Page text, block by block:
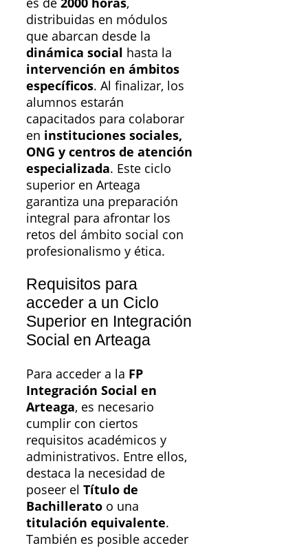
distribuidas en módulos
que abarcan desde la
dinámica social hasta la
intervención en ámbitos
específicos. Al finalizar, los
alumnos estarán
capacitados para colaborar
en instituciones sociales,
ONG y centros de atención
especializada. Este ciclo
superior en Arteaga
garantiza una preparación
integral para afrontar los
retos del ámbito social con
profesionalismo y ética.
Requisitos para
acceder a un Ciclo
Superior en Integración
Social en Arteaga
Para acceder a la FP
Integración Social en
Arteaga, es necesario
cumplir con ciertos
requisitos académicos y
administrativos. Entre ellos,
destaca la necesidad de
poseer el Título de
Bachillerato o una
titulación equivalente.
También es posible acceder